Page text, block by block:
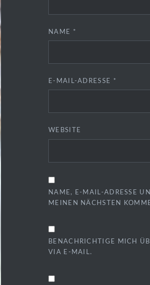
NAME *
E-MAIL-ADRESSE *
WEBSITE
NAME, E-MAIL-ADRESSE
MEINEN NÄCHSTEN
BENACHRICHTIGE MICH
VIA E-MAIL.